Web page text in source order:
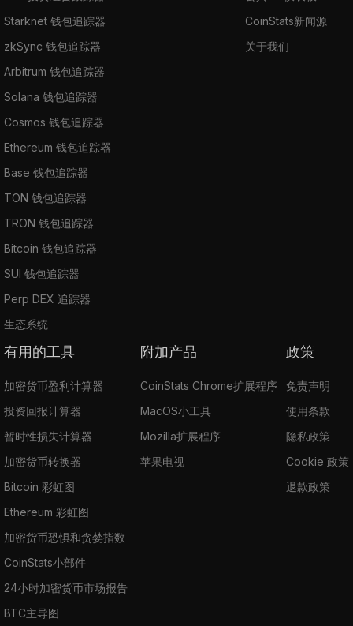
Starknet 钱包追踪器
zkSync 钱包追踪器
Arbitrum 钱包追踪器
Solana 钱包追踪器
Cosmos 钱包追踪器
Ethereum 钱包追踪器
Base 钱包追踪器
TON 钱包追踪器
TRON 钱包追踪器
Bitcoin 钱包追踪器
SUI 钱包追踪器
Perp DEX 追踪器
生态系统
CoinStats新闻源
关于我们
有用的工具
加密货币盈利计算器
投资回报计算器
暂时性损失计算器
加密货币转换器
Bitcoin 彩虹图
Ethereum 彩虹图
加密货币恐惧和贪婪指数
CoinStats小部件
24小时加密货币市场报告
BTC主导图
附加产品
CoinStats Chrome扩展程序
MacOS小工具
Mozilla扩展程序
苹果电视
政策
免责声明
使用条款
隐私政策
Cookie 政策
退款政策